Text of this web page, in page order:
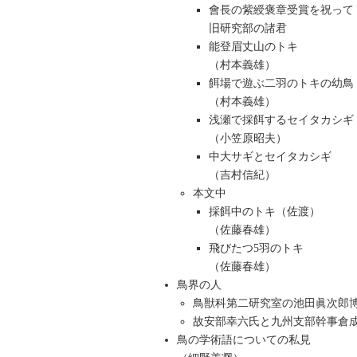
會長の紫綬褒章受賞を祝って
旧研究部の諸君
能登眉丈山のトキ
（村本義雄）
餌場で遊ぶ二羽のトキの幼鳥
（村本義雄）
浅瀬で採餌するセイタカシギ
（小笠原昭夫）
中大サギとセイタカシギ
（吉村信紀）
本文中
採餌中のトキ（佐渡）
（佐藤春雄）
飛びたつ5羽のトキ
（佐藤春雄）
鳥界の人
鳥獣科第二研究室の池田眞次郎
故安部幸六氏と九州支部幹事倉
鳥の学術語についての私見